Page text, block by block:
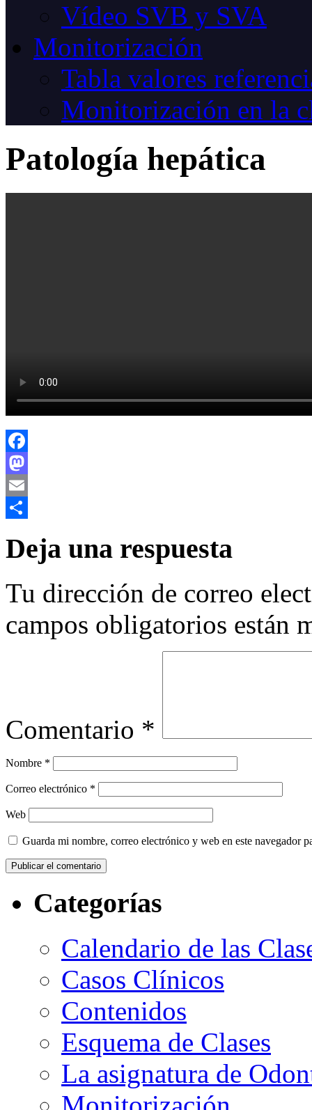
Vídeo SVB y SVA
Monitorización
Tabla valores
Monitorización en la
Patología hepática
Facebook
Mastodon
Email
Deja una respuesta
Tu dirección de correo
campos obligatorios están
Comentario *
Nombre *
Correo electrónico *
Web
Guarda mi nombre, correo electrónico y web en este navegador
Categorías
Calendario de las
Casos Clínicos
Contenidos
Esquema de Clases
La asignatura de